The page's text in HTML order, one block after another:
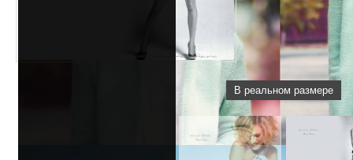
Рейтинг 4.5/2
В реальном размере